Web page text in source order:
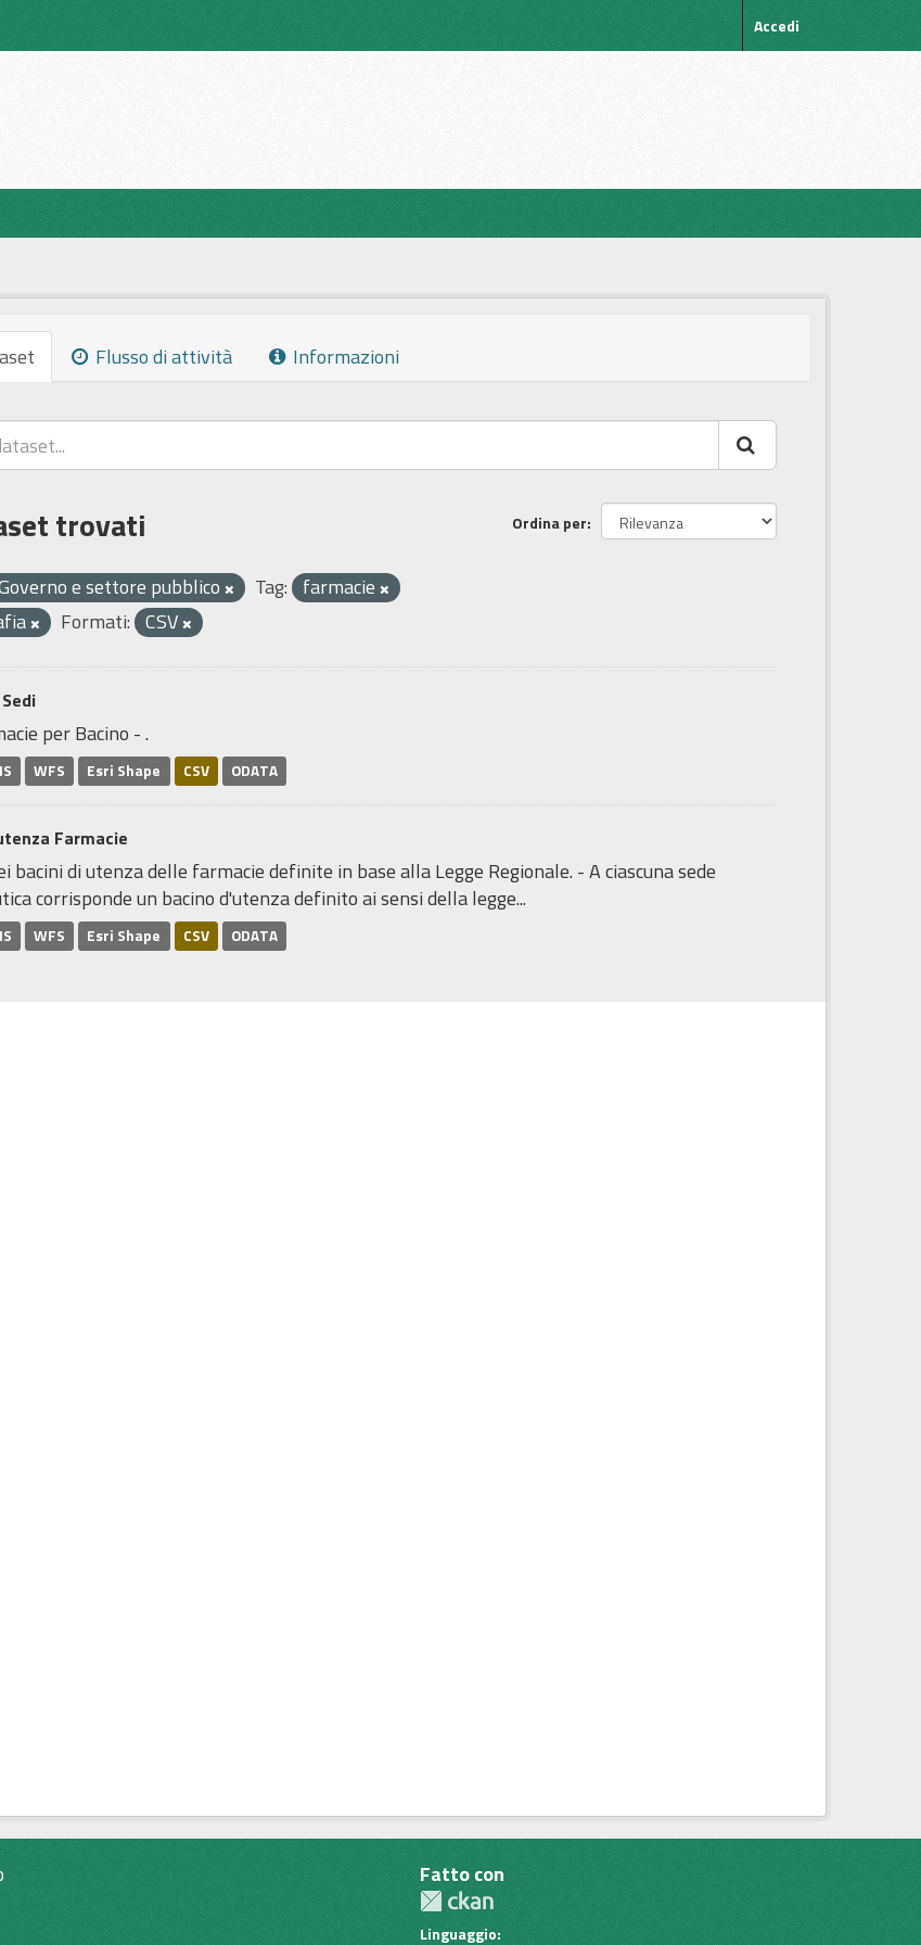
Accedi
Flusso di attività Informazioni
Ordina per
trovati
e settore pubblico Tag: farmacie
Formati: CSV
per Bacino - .
WFS Esri Shape CSV ODATA
Farmacie
bacini di utenza delle farmacie definite in base alla Legge Regionale. - A ciascuna sede
corrisponde un bacino d'utenza definito ai sensi della legge...
WFS Esri Shape CSV ODATA
Fatto con
Linguaggio